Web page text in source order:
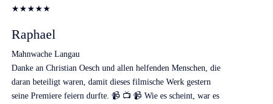
★★★★★
Raphael
Mahnwache Langau
Danke an Christian Oesch und allen helfenden Menschen, die
daran beteiligt waren, damit dieses filmische Werk gestern
seine Premiere feiern durfte. 📹 📺 📹 Wie es scheint, war es